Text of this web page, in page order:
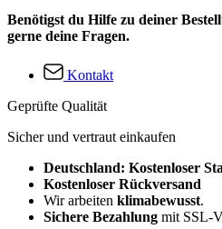
Benötigst du Hilfe zu deiner
gerne deine Fragen.
Kontakt
Geprüfte Qualität
Sicher und vertraut einkaufen
Deutschland: Kostenloser
Kostenloser Rückversand
Wir arbeiten klimabewusst.
Sichere Bezahlung mit SSL-